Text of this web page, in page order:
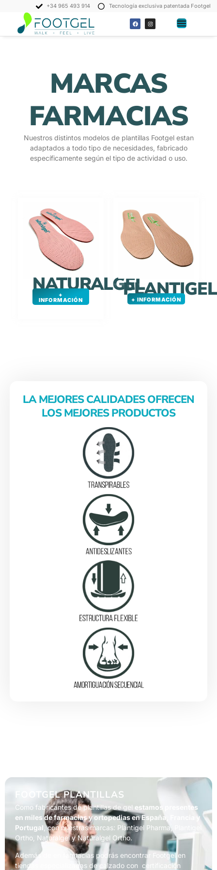
+34 965 493 914 Tecnología exclusiva patentada Footgel
MARCAS
FARMACIAS
Nuestros distintos modelos de plantillas Footgel estan
adaptados a todo tipo de necesidades, fabricado
específicamente según el tipo de actividad o uso.
NATURALGEL
+
INFORMACIÓN PLANTIGEL
+ INFORMACIÓN
LA MEJORES CALIDADES OFRECEN
LOS MEJORES PRODUCTOS
FOOTGEL PLANTILLAS
Como fabricantes de plantillas de gel estamos presentes
en miles de farmacias y ortopedias en España, Francia y
Portugal , con nuestras marcas: Plantigel Pharma, Plantigel
Ortho, Naturalgel y Naturalgel Ortho.
Además de en farmacias podrás encontrar Footgel en
tiendas especializadas de calzado con certificación